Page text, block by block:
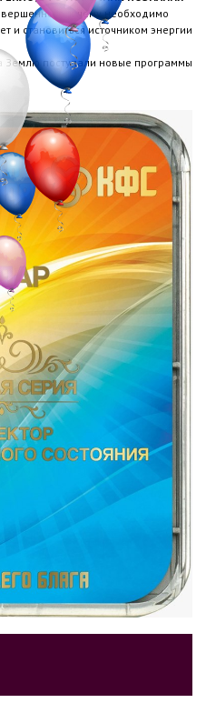
к чему необходимо
и становиться источником энергии
Землю поступали новые программы